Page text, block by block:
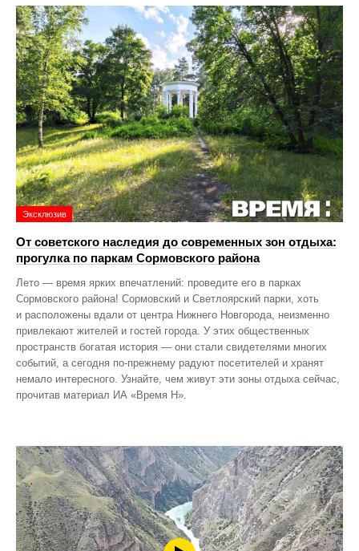
Эксклюзив
От советского наследия до современных зон отдыха:
прогулка по паркам Сормовского района
Лето — время ярких впечатлений: проведите его в парках
Сормовского района! Сормовский и Светлоярский парки, хоть
и расположены вдали от центра Нижнего Новгорода, неизменно
привлекают жителей и гостей города. У этих общественных
пространств богатая история — они стали свидетелями многих
событий, а сегодня по‑прежнему радуют посетителей и хранят
немало интересного. Узнайте, чем живут эти зоны отдыха сейчас,
прочитав материал ИА «Время Н».